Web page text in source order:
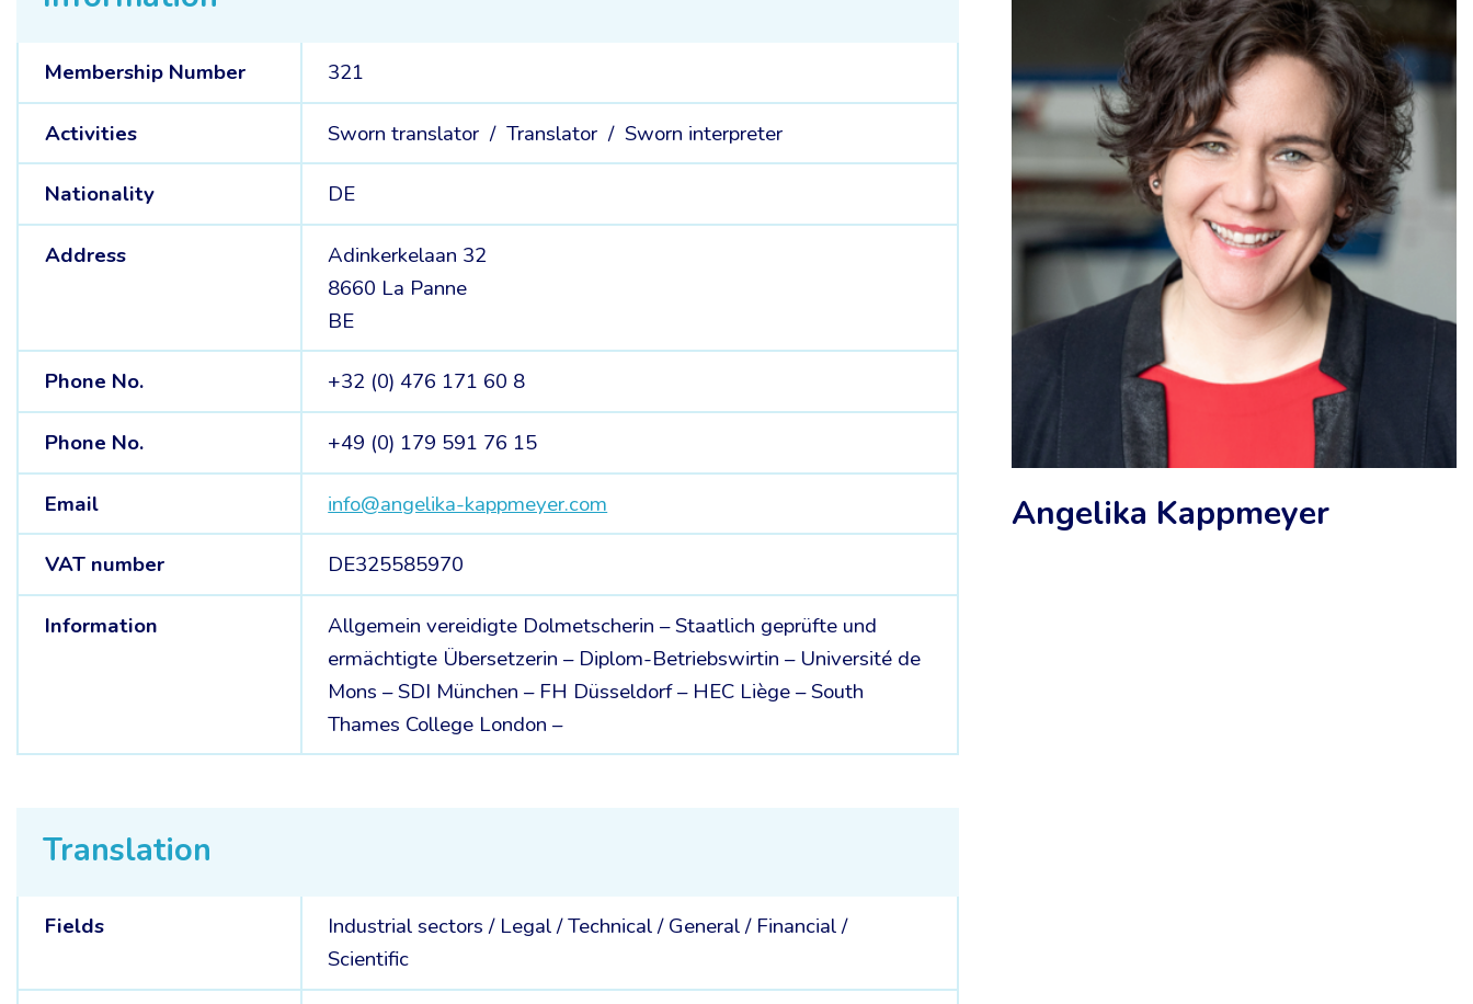
Membership Number 321
Activities Sworn translator / Translator / Sworn interpreter
Nationality DE
Address
Adinkerkelaan 32
8660 La Panne
BE
Phone No. +32 (0) 476 171 60 8
Phone No. +49 (0) 179 591 76 15
Email info@angelika-kappmeyer.com
VAT number DE325585970
Information
Allgemein vereidigte Dolmetscherin – Staatlich geprüfte und
ermächtigte Übersetzerin – Diplom-Betriebswirtin – Université de
Mons – SDI München – FH Düsseldorf – HEC Liège – South
Thames College London –
Translation
Fields Industrial sectors / Legal /Technical /General / Financial /
Scientific
Angelika Kappmeyer